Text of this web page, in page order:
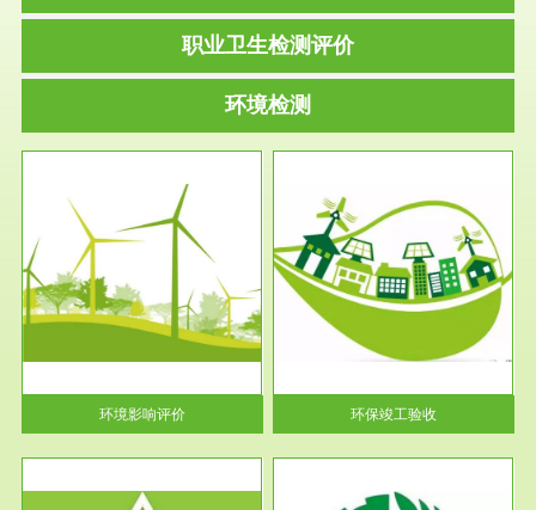
职业卫生检测评价
环境检测
环境影响评价
服务范围
环保竣工验收
根据《建设项目环境保护管理条
例》第十七条 编制环境影响报
告书、...
环保竣工验收